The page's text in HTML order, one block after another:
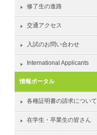
修了生の進路
交通アクセス
入試のお問い合わせ
International Applicants
情報ポータル
各種証明書の請求について
在学生・卒業生の皆さん